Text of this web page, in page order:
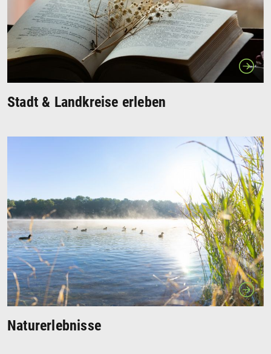
Stadt & Landkreise erleben
Naturerlebnisse